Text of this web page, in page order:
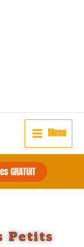
Menu
GRATUIT
Petits